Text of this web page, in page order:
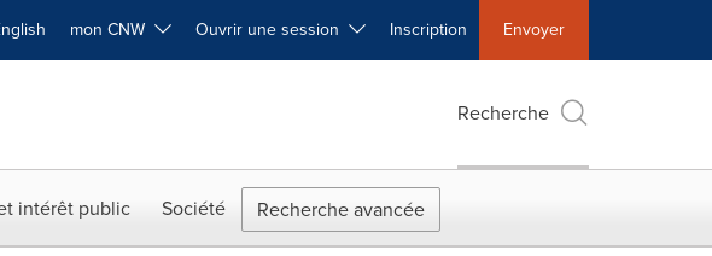
mon CNW Ouvrir une session Inscription Envoyer
Recherche
intérêt public Société Recherche avancée